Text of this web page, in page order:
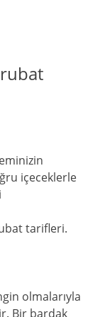
içeceklerle
tarifleri.
olmalarıyla
Bir bardak